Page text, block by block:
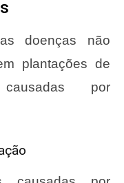
doenças não
plantações de
por